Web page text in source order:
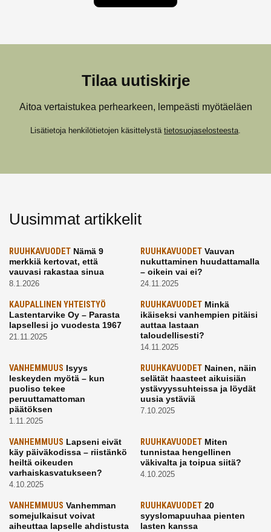
Tilaa uutiskirje
Aitoa vertaistukea perhearkeen, lempeästi myötäeläen
Lisätietoja henkilötietojen käsittelystä tietosuojaselosteesta
Uusimmat artikkelit
RUUHKAVUODET Nämä 9
merkkiä kertovat, että
vauvasi rakastaa sinua
8.1.2026
RUUHKAVUODETVauvan
nukuttaminen huudattamalla
– oikein vai ei?
24.11.2025
KAUPALLINEN YHTEISTYÖ
Lastentarvike Oy – Parasta
lapsellesi jo vuodesta 1967
21.11.2025
RUUHKAVUODETMinkä
ikäiseksi vanhempien pitäisi
auttaa lastaan
taloudellisesti?
14.11.2025
VANHEMMUUS Isyys
leskeyden myötä – kun
puoliso tekee
peruuttamattoman
päätöksen
1.11.2025
RUUHKAVUODETNainen, näin
selätät haasteet aikuisiän
ystävyyssuhteissa ja löydät
uusia ystäviä
7.10.2025
VANHEMMUUS Lapseni eivät
käy päiväkodissa – riistänkö
heiltä oikeuden
varhaiskasvatukseen?
4.10.2025
RUUHKAVUODETMiten
tunnistaa hengellinen
väkivalta ja toipua siitä?
4.10.2025
VANHEMMUUS Vanhemman
somejulkaisut voivat
aiheuttaa lapselle ahdistusta
RUUHKAVUODET20
syyslomapuuhaa pienten
lasten kanssa